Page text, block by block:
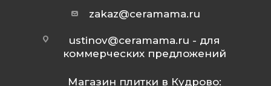
zakaz@ceramama.ru
ustinov@ceramama.ru - для
коммерческих предложений
Магазин плитки в Кудрово: